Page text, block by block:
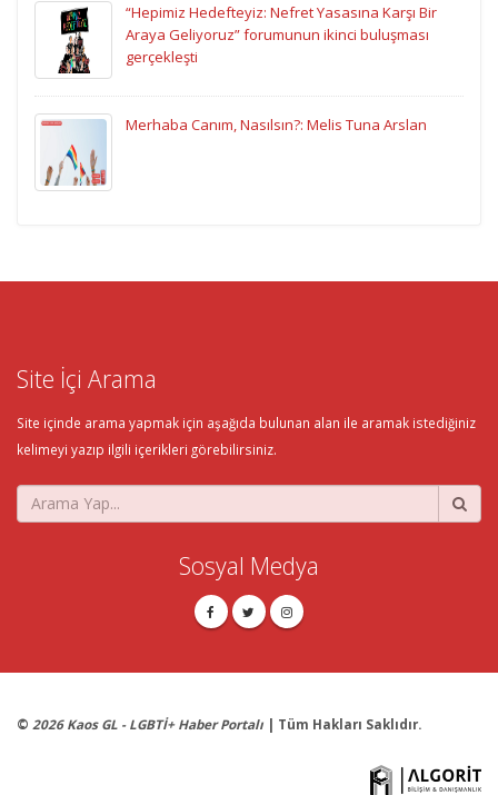
“Hepimiz Hedefteyiz: Nefret Yasasına Karşı Bir
Araya Geliyoruz” forumunun ikinci buluşması
gerçekleşti
Merhaba Canım, Nasılsın?: Melis Tuna Arslan
Site İçi Arama
Site içinde arama yapmak için aşağıda bulunan alan ile aramak istediğiniz
kelimeyi yazıp ilgili içerikleri görebilirsiniz.
Sosyal Medya
© 2026 Kaos GL - LGBTİ+ Haber Portalı | Tüm Hakları Saklıdır.